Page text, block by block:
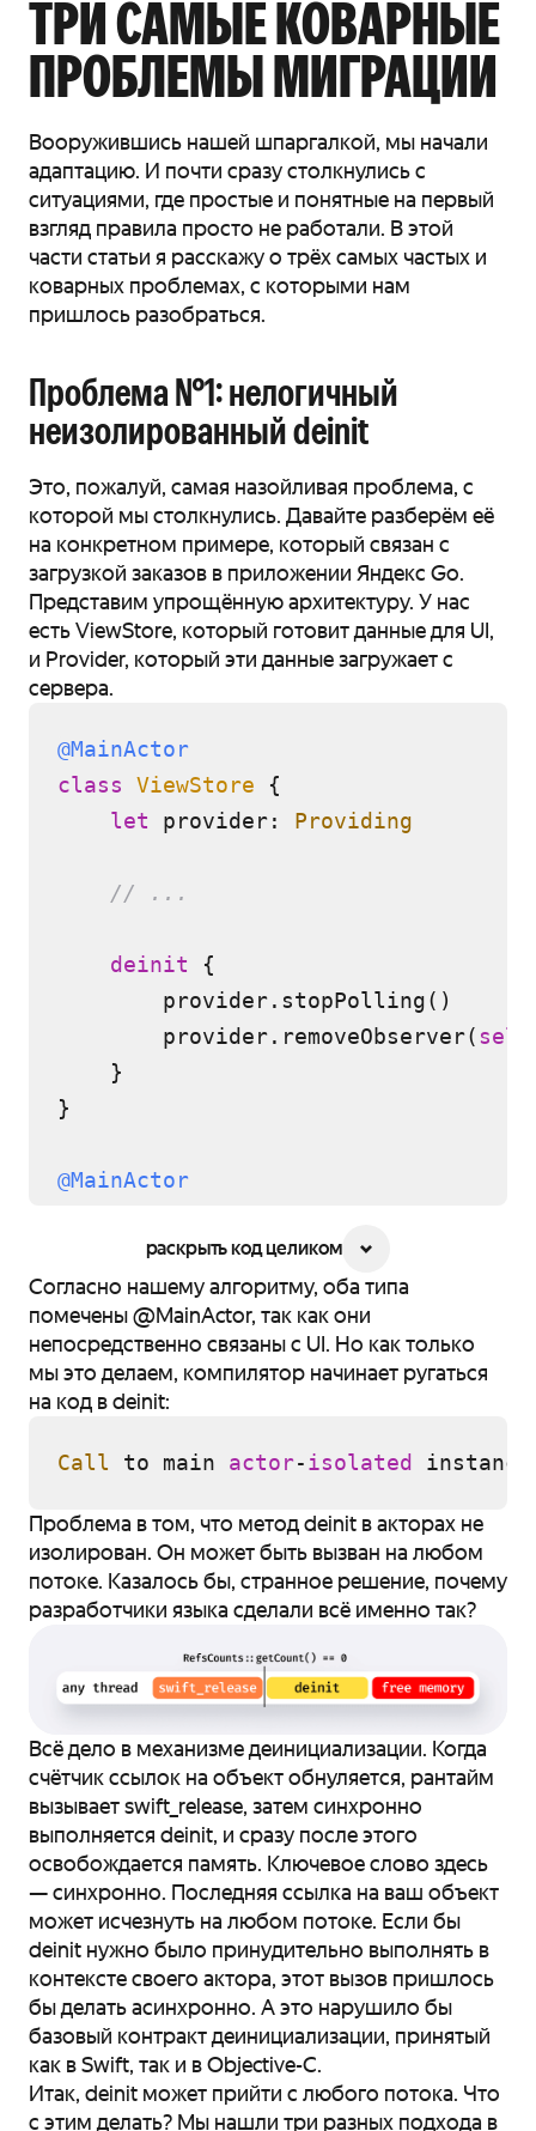
ТРИ САМЫЕ КОВАРНЫЕ
ПРОБЛЕМЫ МИГРАЦИИ
Вооружившись нашей шпаргалкой, мы начали
адаптацию. И почти сразу столкнулись с
ситуациями, где простые и понятные на первый
взгляд правила просто не работали. В этой
части статьи я расскажу о трёх самых частых и
коварных проблемах, с которыми нам
пришлось разобраться.
Проблема №1: нелогичный
неизолированный deinit
Это, пожалуй, самая назойливая проблема, с
которой мы столкнулись. Давайте разберём её
на конкретном примере, который связан с
загрузкой заказов в приложении Яндекс Go.
Представим упрощённую архитектуру. У нас
есть ViewStore, который готовит данные для UI,
и Provider, который эти данные загружает с
сервера.
@MainActor
class
ViewStore {
let provider: Providing
// ...
deinit {
        provider.stopPolling()
        provider.removeObserver(
self
    }
}
@MainActor
// ...
раскрыть код целиком
Согласно нашему алгоритму, оба типа
помечены @MainActor, так как они
непосредственно связаны с UI. Но как только
мы это делаем, компилятор начинает ругаться
на код в deinit:
Call to main actor-isolated
Проблема в том, что метод deinit в акторах не
изолирован. Он может быть вызван на любом
потоке. Казалось бы, странное решение, почему
разработчики языка сделали всё именно так?
Всё дело в механизме деинициализации. Когда
счётчик ссылок на объект обнуляется, рантайм
вызывает swift_release, затем синхронно
выполняется deinit, и сразу после этого
освобождается память. Ключевое слово здесь
— синхронно. Последняя ссылка на ваш объект
может исчезнуть на любом потоке. Если бы
deinit нужно было принудительно выполнять в
контексте своего актора, этот вызов пришлось
бы делать асинхронно. А это нарушило бы
базовый контракт деинициализации, принятый
как в Swift, так и в Objective-C.
Итак, deinit может прийти с любого потока. Что
с этим делать? Мы нашли три разных подхода в